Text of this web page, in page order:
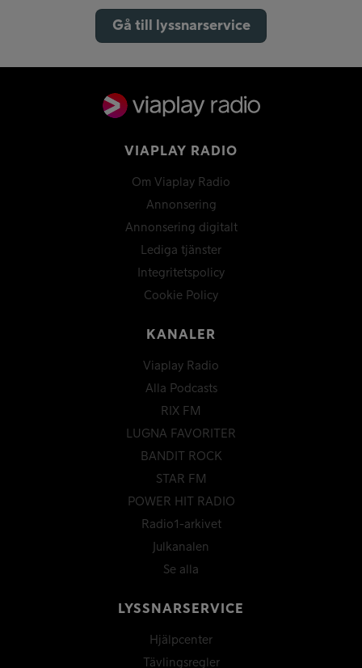
Gå till lyssnarservice
VIAPLAY RADIO
Om Viaplay Radio
Annonsering
Annonsering digitalt
Lediga tjänster
Integritetspolicy
Cookie Policy
KANALER
Viaplay Radio
Alla Podcasts
RIX FM
LUGNA FAVORITER
BANDIT ROCK
STAR FM
POWER HIT RADIO
Radio1-arkivet
Julkanalen
Se alla
LYSSNARSERVICE
Hjälpcenter
Tävlingsregler